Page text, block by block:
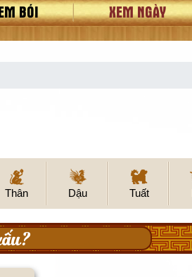
BÓI XEM NGÀY
Thân Dậu Tuất